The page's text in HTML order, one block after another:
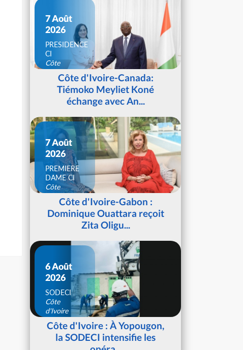
7 Août
2026
PRESIDENCE
CI
Côte
d'IvoireCôte d'Ivoire-Canada:
Tiémoko Meyliet Koné
échange avec An...
7 Août
2026
PREMIERE
DAME CI
Côte
d'IvoireCôte d'Ivoire-Gabon :
Dominique Ouattara reçoit
Zita Oligu...
6 Août
2026
SODECI
Côte
d'Ivoire
Côte d'Ivoire : À Yopougon,
la SODECI intensifie les